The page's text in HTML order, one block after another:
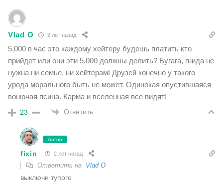
Vlad O 2 лет назад
5,000 в час это каждому хейтеру будешь платить кто
прийдет или они эти 5,000 должны делить? Бугага, гнида не
нужна ни семье, ни хейтерам! Друзей конечно у такого
урода морального быть не может. Одинокая опустившаяся
вонючая псина. Карма и вселенная все видят!
23 Ответить
Автор
fixin 2 лет назад
Ответить на Vlad O
выключи тупого